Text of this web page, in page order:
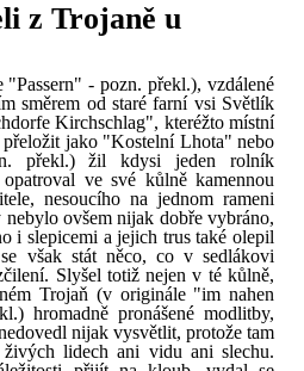
z Trojaně u
- pozn. překl.), vzdálené
směrem od staré farní vsi Světlík
Kirchschlag", kteréžto místní
přeložit jako "Kostelní Lhota" nebo
překl.) žil kdysi jeden rolník
ve své kůlně kamennou
nesoucího na jednom rameni
ovšem nijak dobře vybráno,
i slepicemi a jejich trus také olepil
však stát něco, co v sedlákovi
Slyšel totiž nejen v té kůlně,
Trojaň (v originále "im nahen
hromadně pronášené modlitby,
nijak vysvětlit, protože tam
lidech ani vidu ani slechu.